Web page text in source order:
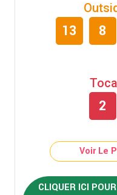
13 8
2
Voir Le
CLIQUER ICI